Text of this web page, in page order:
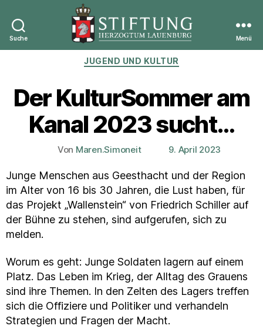
Suche
Stiftung
Herzogtum
Menü
Kategorien
JUGEND UND KULTUR
Der KulturSommer am
Kanal 2023 sucht…
Beitragsautor
Von Maren.Simoneit Veröffentlichungsdatum
9. April 2023
Junge Menschen aus Geesthacht und der Region
im Alter von 16 bis 30 Jahren, die Lust haben, für
das Projekt „Wallenstein“ von Friedrich Schiller auf
der Bühne zu stehen, sind aufgerufen, sich zu
melden.
Worum es geht: Junge Soldaten lagern auf einem
Platz. Das Leben im Krieg, der Alltag des Grauens
sind ihre Themen. In den Zelten des Lagers treffen
sich die Offiziere und Politiker und verhandeln
Strategien und Fragen der Macht.